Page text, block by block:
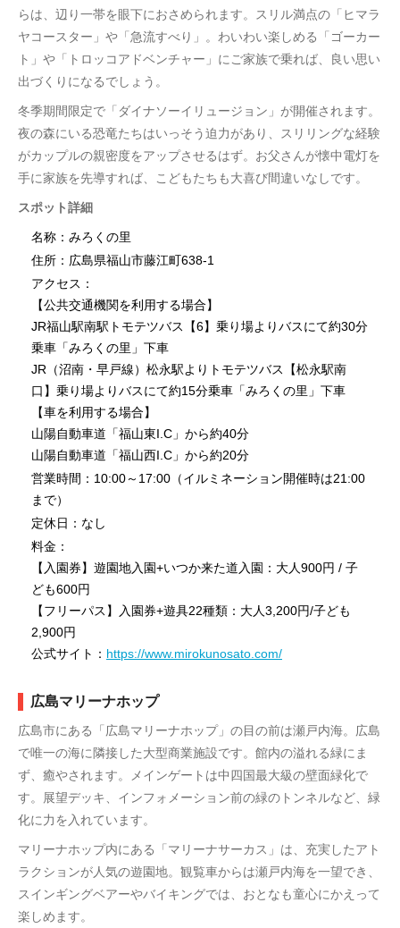
らは、辺り一帯を眼下におさめられます。スリル満点の「ヒマラ
ヤコースター」や「急流すべり」。わいわい楽しめる「ゴーカー
ト」や「トロッコアドベンチャー」にご家族で乗れば、良い思い
出づくりになるでしょう。
冬季期間限定で「ダイナソーイリュージョン」が開催されます。
夜の森にいる恐竜たちはいっそう迫力があり、スリリングな経験
がカップルの親密度をアップさせるはず。お父さんが懐中電灯を
手に家族を先導すれば、こどもたちも大喜び間違いなしです。
スポット詳細
名称：みろくの里
住所：広島県福山市藤江町638-1
アクセス：
【公共交通機関を利用する場合】
JR福山駅南駅トモテツバス【6】乗り場よりバスにて約30分
乗車「みろくの里」下車
JR（沼南・早戸線）松永駅よりトモテツバス【松永駅南
口】乗り場よりバスにて約15分乗車「みろくの里」下車
【車を利用する場合】
山陽自動車道「福山東I.C」から約40分
山陽自動車道「福山西I.C」から約20分
営業時間：10:00～17:00（イルミネーション開催時は21:00
まで）
定休日：なし
料金：
【入園券】遊園地入園+いつか来た道入園：大人900円 / 子
ども600円
【フリーパス】入園券+遊具22種類：大人3,200円/子ども
2,900円
公式サイト： https://www.mirokunosato.com/
広島マリーナホップ
広島市にある「広島マリーナホップ」の目の前は瀬戸内海。広島
で唯一の海に隣接した大型商業施設です。館内の溢れる緑にま
ず、癒やされます。メインゲートは中四国最大級の壁面緑化で
す。展望デッキ、インフォメーション前の緑のトンネルなど、緑
化に力を入れています。
マリーナホップ内にある「マリーナサーカス」は、充実したアト
ラクションが人気の遊園地。観覧車からは瀬戸内海を一望でき、
スインギングベアーやバイキングでは、おとなも童心にかえって
楽しめます。